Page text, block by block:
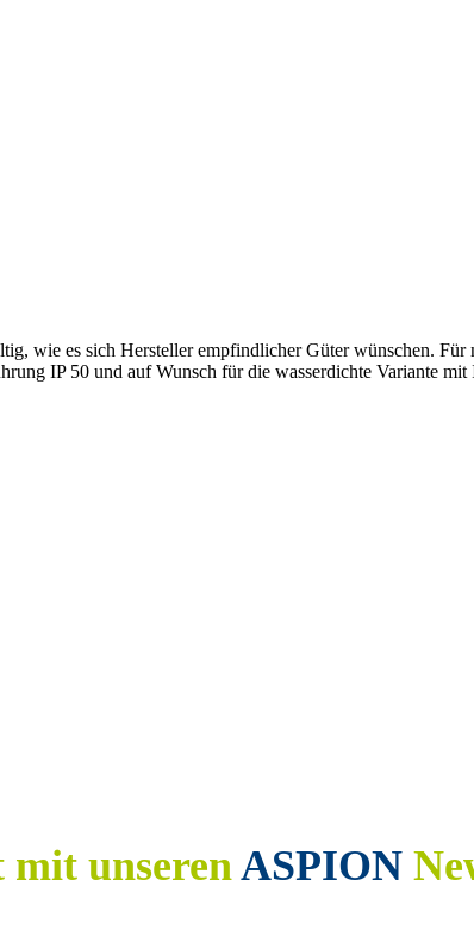
wie es sich Hersteller empfindlicher Güter wünschen. Für
IP 50 und auf Wunsch für die wasserdichte Variante
unserenASPION